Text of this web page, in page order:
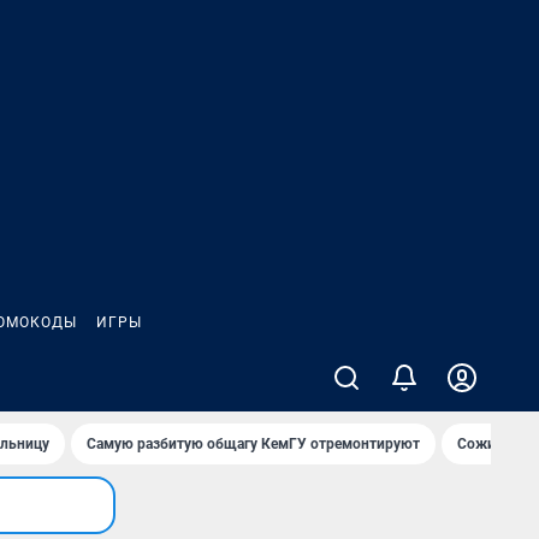
ИГРЫ
Самую разбитую общагу КемГУ отремонтируют